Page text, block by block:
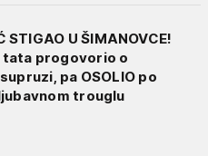
STIGAO U ŠIMANOVCE!
tata progovorio o
pa OSOLIO po
trouglu